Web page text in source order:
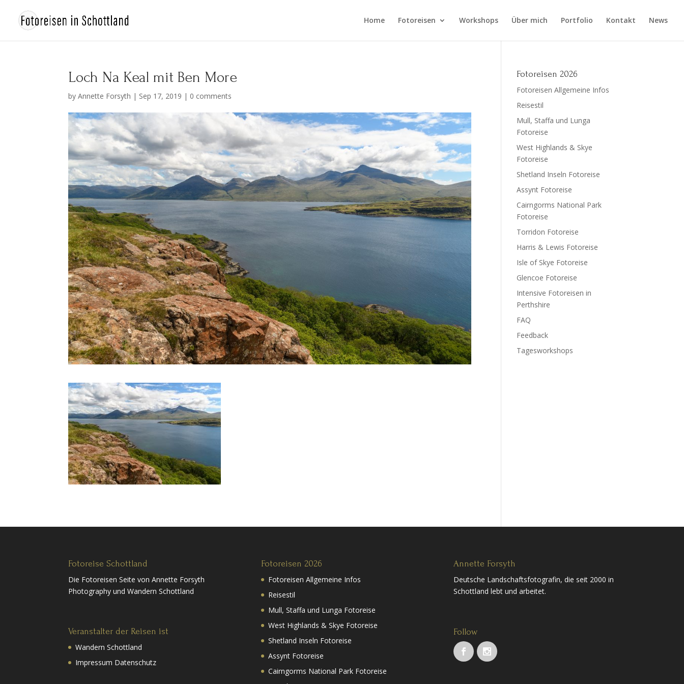
Home Fotoreisen Workshops Über mich Portfolio Kontakt News
Loch Na Keal mit Ben More
byAnnette Forsyth | Sep 17, 2019 | 0 comments
Fotoreisen 2026
Fotoreisen Allgemeine Infos
Reisestil
Mull, Staffa und Lunga
Fotoreise
West Highlands & Skye
Fotoreise
Shetland Inseln Fotoreise
Assynt Fotoreise
Cairngorms National Park
Fotoreise
Torridon Fotoreise
Harris & Lewis Fotoreise
Isle of Skye Fotoreise
Glencoe Fotoreise
Intensive Fotoreisen in
Perthshire
FAQ
Feedback
Tagesworkshops
Fotoreise Schottland
Die Fotoreisen Seite von Annette Forsyth
Photography und Wandern Schottland
Veranstalter der Reisen ist
Wandern Schottland
Impressum Datenschutz
Fotoreisen 2026
Fotoreisen Allgemeine Infos
Reisestil
Mull, Staffa und Lunga Fotoreise
West Highlands & Skye Fotoreise
Shetland Inseln Fotoreise
Assynt Fotoreise
Cairngorms National Park Fotoreise
Annette Forsyth
Deutsche Landschaftsfotografin, die seit 2000 in
Schottland lebt und arbeitet.
Follow